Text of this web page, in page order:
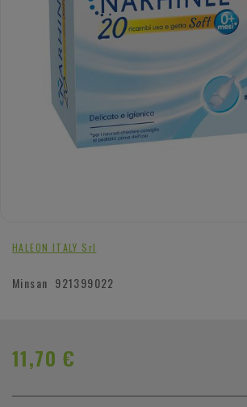
HALEON ITALY Srl
Minsan 921399022
11,70 €